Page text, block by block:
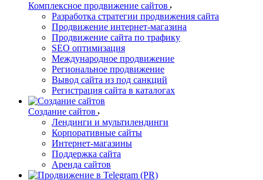
Комплексное продвижение сайтов
Разработка стратегии продвижения сайта
Продвижение интернет-магазина
Продвижение сайта по трафику
SEO оптимизация
Международное продвижение
Региональное продвижение
Вывод сайта из под санкций
Регистрация сайта в каталогах
Создание сайтов
Лендинги и мультилендинги
Корпоративные сайты
Интернет-магазины
Поддержка сайта
Аренда сайтов